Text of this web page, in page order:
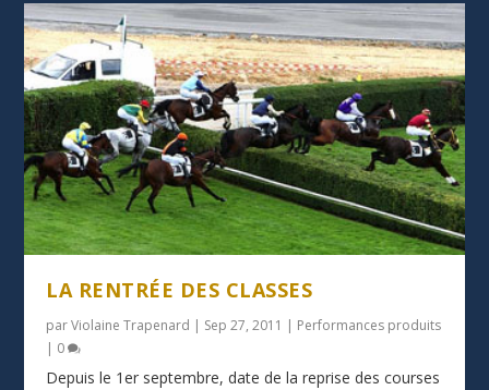
LA RENTRÉE DES CLASSES
parViolaine Trapenard | Sep 27, 2011 | Performances produits
| 0
Depuis le 1er septembre, date de la reprise des courses